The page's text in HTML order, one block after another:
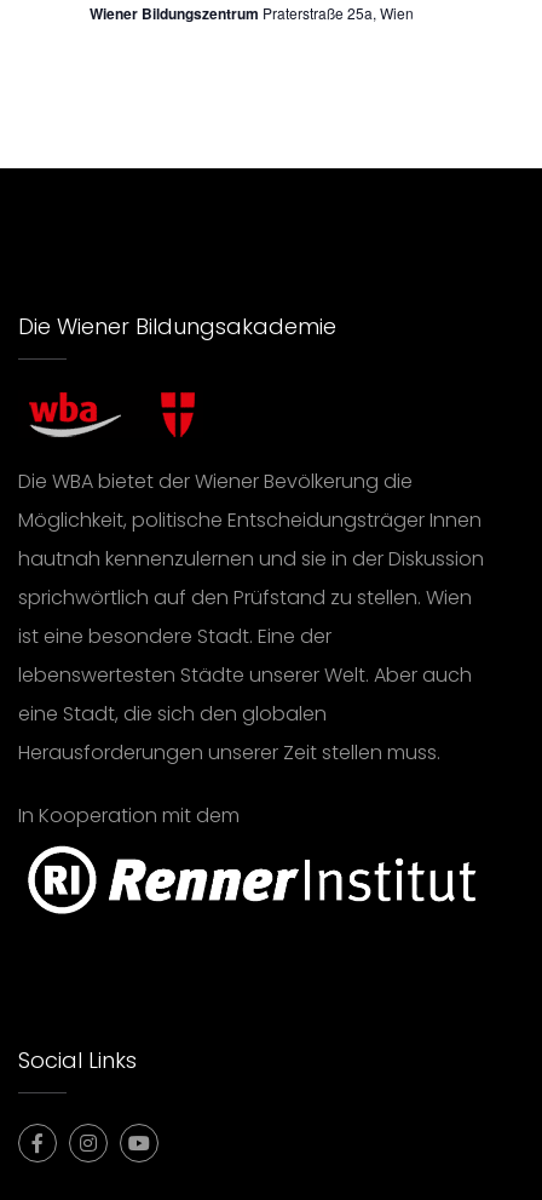
Wiener Bildungszentrum Praterstraße 25a, Wien
Die Wiener Bildungsakademie
Die WBA bietet der Wiener Bevölkerung die
Möglichkeit, politische Entscheidungsträger Innen
hautnah kennenzulernen und sie in der Diskussion
sprichwörtlich auf den Prüfstand zu stellen. Wien
ist eine besondere Stadt. Eine der
lebenswertesten Städte unserer Welt. Aber auch
eine Stadt, die sich den globalen
Herausforderungen unserer Zeit stellen muss.
In Kooperation mit dem
Social Links